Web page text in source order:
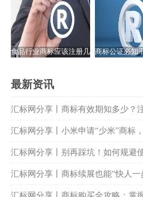
食品行业商标应该注册几类商标?汇标网
商标公证必知
最新资讯
汇标网分享丨商标有效期知多少？
汇标网分享丨小米申请“少米”商标
汇标网分享丨别再踩坑！如何规避
汇标网分享丨商标续展也能“快人一